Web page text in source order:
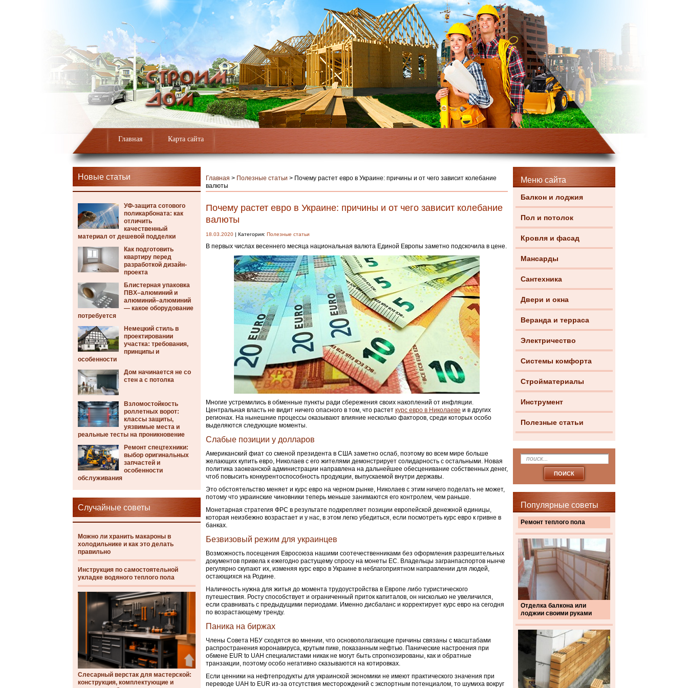
Главная Карта сайта
Новые статьи
УФ-защита сотового
поликарбоната: как
отличить
качественный
материал от дешевой подделки
Как подготовить
квартиру перед
разработкой дизайн-
проекта
Блистерная упаковка
ПВХ–алюминий и
алюминий–алюминий
— какое оборудование
потребуется
Немецкий стиль в
проектировании
участка: требования,
принципы и
особенности
Дом начинается не со
стен а с потолка
Взломостойкость
роллетных ворот:
классы защиты,
уязвимые места и
реальные тесты на проникновение
Ремонт спецтехники:
выбор оригинальных
запчастей и
особенности
обслуживания
Случайные советы
Можно ли хранить макароны в
холодильнике и как это делать
правильно
Инструкция по самостоятельной
укладке водяного теплого пола
Слесарный верстак для мастерской:
конструкция, комплектующие и
Меню сайта
Балкон и лоджия
Пол и потолок
Кровля и фасад
Мансарды
Сантехника
Двери и окна
Веранда и терраса
Электричество
Системы комфорта
Стройматериалы
Инструмент
Полезные статьи
Популярные советы
Ремонт теплого пола
Отделка балкона или
лоджии своими руками
Главная > Полезные статьи > Почему растет евро в Украине: причины и от чего зависит колебание
валюты
Почему растет евро в Украине: причины и от чего зависит колебание
валюты
18.03.2020 | Категория: Полезные статьи
В первых числах весеннего месяца национальная валюта Единой Европы заметно подскочила в цене.
Многие устремились в обменные пункты ради сбережения своих накоплений от инфляции.
Центральная власть не видит ничего опасного в том, что растет курс евро в Николаеве и в других
регионах. На нынешние процессы оказывают влияние несколько факторов, среди которых особо
выделяются следующие моменты.
Слабые позиции у долларов
Американский фиат со сменой президента в США заметно ослаб, поэтому во всем мире больше
желающих купить евро, Николаев с его жителями демонстрирует солидарность с остальными. Новая
политика заокеанской администрации направлена на дальнейшее обесценивание собственных денег,
чтоб повысить конкурентоспособность продукции, выпускаемой внутри державы.
Это обстоятельство меняет и курс евро на черном рынке, Николаев с этим ничего поделать не может,
потому что украинские чиновники теперь меньше занимаются его контролем, чем раньше.
Монетарная стратегия ФРС в результате подкрепляет позиции европейской денежной единицы,
которая неизбежно возрастает и у нас, в этом легко убедиться, если посмотреть курс евро к гривне в
банках.
Безвизовый режим для украинцев
Возможность посещения Евросоюза нашими соотечественниками без оформления разрешительных
документов привела к ежегодно растущему спросу на монеты ЕС. Владельцы загранпаспортов нынче
регулярно скупают их, изменяя курс евро в Украине в неблагоприятном направлении для людей,
остающихся на Родине.
Наличность нужна для житья до момента трудоустройства в Европе либо туристического
путешествия. Росту способствует и ограниченный приток капиталов, он нисколько не увеличился,
если сравнивать с предыдущими периодами. Именно дисбаланс и корректирует курс евро на сегодня
по возрастающему тренду.
Паника на биржах
Члены Совета НБУ сходятся во мнении, что основополагающие причины связаны с масштабами
распространения коронавируса, крутым пике, показанным нефтью. Панические настроения при
обмене EUR to UAH специалистами никак не могут быть спрогнозированы, как и обратные
транзакции, поэтому особо негативно сказываются на котировках.
Если ценники на нефтепродукты для украинской экономики не имеют практического значения при
переводе UAH to EUR из-за отсутствия месторождений с экспортным потенциалом, то шумиха вокруг